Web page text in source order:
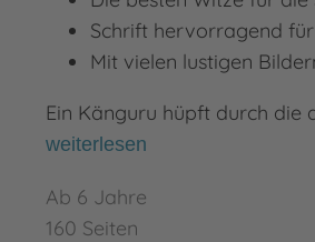
Schrift hervorragend
Mit vielen lustigen
Ein Känguru hüpft durch die
weiterlesen
Ab 6 Jahre
160 Seiten